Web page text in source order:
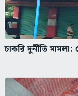
চাকরি দুর্নীতি